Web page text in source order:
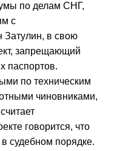
по делам СНГ,
с
Затулин, в свою
запрещающий
паспортов.
по техническим
чиновниками,
говорится, что
судебном порядке.